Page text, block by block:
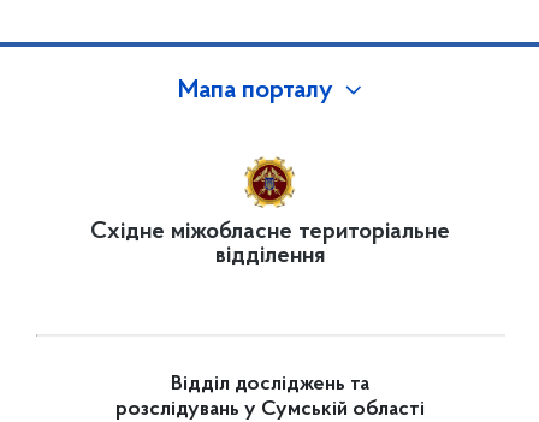
Мапа порталу
Східне міжобласне територіальне
відділення
Відділ досліджень та
розслідувань у Сумській області